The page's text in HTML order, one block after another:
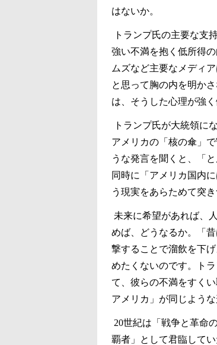
はないか。
トランプ氏の主要な支
強い不満を抱く低所得
ムズなど主要なメディ
と思って胸の内を明か
は、そうした心理が強
トランプ氏が大統領に
アメリカの「核の傘」
うな発言を聞くと、「
同時に「アメリカ国内
う現実をあらためて突
未来に希望があれば、
めば、どうなるか。「
撃することで溜飲を下
めたくないのです。ト
て、彼らの不満をすく
アメリカ」が同じよう
20世紀は「戦争と革命
覇者」として君臨して